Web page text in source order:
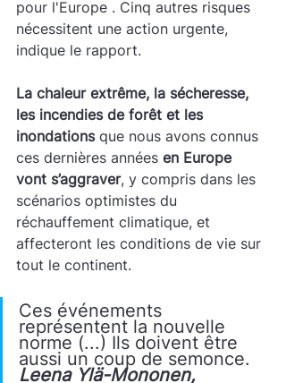
pour l'Europe . Cinq autres risques
nécessitent une action urgente,
indique le rapport.
La chaleur extrême, la sécheresse,
les incendies de forêt et les
inondations que nous avons connus
ces dernières années en Europe
vont s’aggraver, y compris dans les
scénarios optimistes du
réchauffement climatique, et
affecteront les conditions de vie sur
tout le continent.
Ces événements
représentent la nouvelle
norme (...) Ils doivent être
aussi un coup de semonce.
Leena Ylä-Mononen,